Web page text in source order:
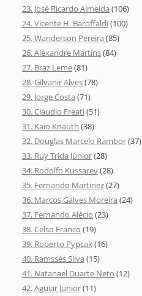
23. José Ricardo Almeida (106)
24. Vicente H. Baroffaldi(100)
25. Wanderson Pereira (85)
26. Alexandre Martins(84)
27. Braz Leme(81)
28. Gilvanir Alves(78)
29. Jorge Costa (71)
30. Claudio Freati(51)
31. Kaio Knauth (38)
32. Douglas Marcelo Rambor(37)
33. Ruy Trida Júnior(28)
34. Rodolfo Kussarev(28)
35. Fernando Martinez(27)
36. Marcos Galves Moreira (24)
37. Fernando Alécio (23)
38. Celso Franco (19)
39. Roberto Pypcak(16)
40. Ramssés Silva (15)
41. Natanael Duarte Neto (12)
42. Aguiar Junior(11)